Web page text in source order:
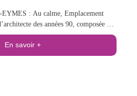
: Au calme, Emplacement
des années 90, composée au
Salon-Salle à manger-cuisine très
ouvertures donnant sur le
une buanderie et une chambre. A
En savoir +